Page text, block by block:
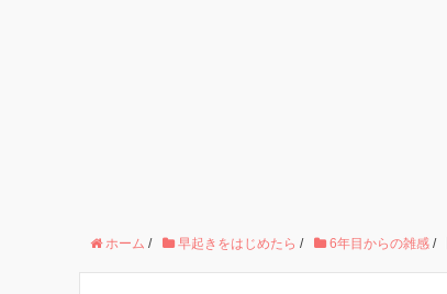
ホーム / 早起きをはじめたら / 6年目からの雑感 /